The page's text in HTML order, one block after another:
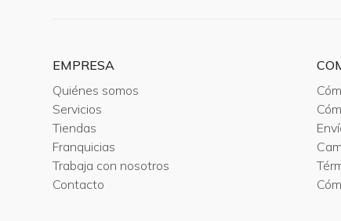
EMPRESA
Quiénes somos
Servicios
Tiendas
Franquicias
Trabaja con nosotros
Contacto